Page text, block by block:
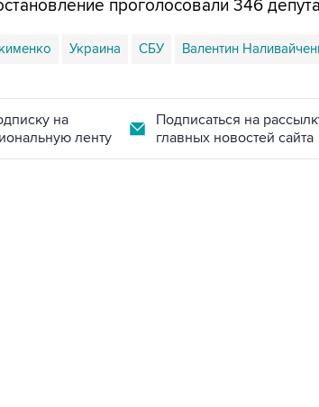
проголосовали 346
Украина СБУ Валентин
на
ленту
Подписаться на
главных новостей сайта